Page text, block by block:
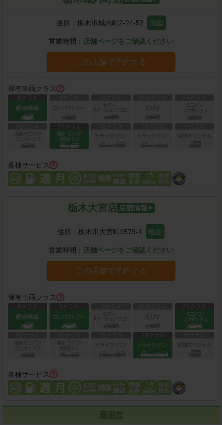
住所： 栃木市城内町2-24-52 地図
営業時間： 店舗ページをご確認ください
この店舗で予約する
保有車両クラス
各種サービス
栃木大宮店
住所： 栃木市大宮町1579-1 地図
営業時間： 店舗ページをご確認ください
この店舗で予約する
保有車両クラス
各種サービス
鹿沼市